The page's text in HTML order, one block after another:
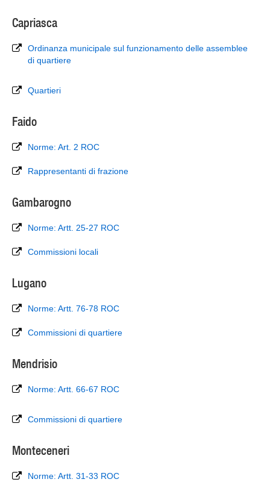
Capriasca
Ordinanza municipale sul funzionamento delle assemblee
di quartiere
Quartieri
Faido
Norme: Art. 2 ROC
Rappresentanti di frazione
Gambarogno
Norme: Artt. 25-27 ROC
Commissioni locali
Lugano
Norme: Artt. 76-78 ROC
Commissioni di quartiere
Mendrisio
Norme: Artt. 66-67 ROC
Commissioni di quartiere
Monteceneri
Norme: Artt. 31-33 ROC